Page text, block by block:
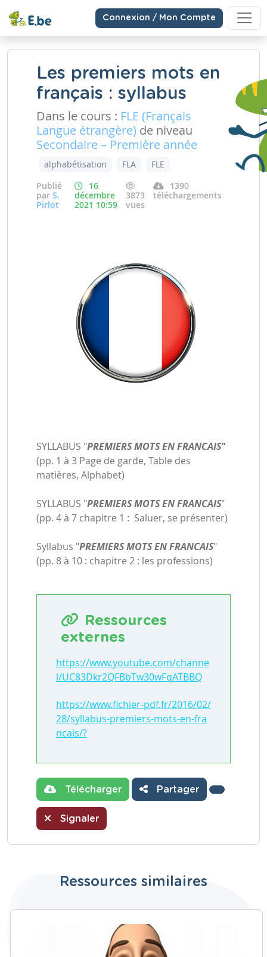
Connexion / Mon Compte
Les premiers mots en
français : syllabus
Dans le cours : FLE (Français
Langue étrangère) de niveau
Secondaire – Première année
alphabétisation FLA
FLE
Publié
par S.
Pirlot
16
décembre
2021 10:59
3873
vues
1390
téléchargements
SYLLABUS "PREMIERS MOTS EN FRANCAIS"
(pp. 1 à 3 Page de garde, Table des
matières, Alphabet)
SYLLABUS "PREMIERS MOTS EN FRANCAIS"
(pp. 4 à 7 chapitre 1 : Saluer, se présenter)
Syllabus "PREMIERS MOTS EN FRANCAIS"
(pp. 8 à 10 : chapitre 2 : les professions)
Ressources
externes
https://www.youtube.com/channe
l/UC83Dkr2QFBbTw30wFqATBBQ
https://www.fichier-pdf.fr/2016/02/
28/syllabus-premiers-mots-en-fra
ncais/?
Télécharger Partager
Signaler
Ressources similaires